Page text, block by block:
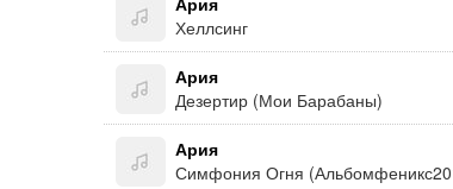
Хеллсинг
Ария
Дезертир (Мои Барабаны)
Ария
Симфония Огня